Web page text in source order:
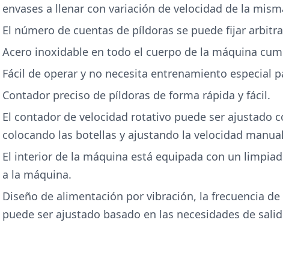
envases a llenar con variación de velocidad de la
El número de cuentas de píldoras se puede fijar
Acero inoxidable en todo el cuerpo de la máquina
Fácil de operar y no necesita entrenamiento especial
Contador preciso de píldoras de forma rápida y fácil.
El contador de velocidad rotativo puede ser ajustado
colocando las botellas y ajustando la velocidad
El interior de la máquina está equipada con un
a la máquina.
Diseño de alimentación por vibración, la frecuencia
puede ser ajustado basado en las necesidades de